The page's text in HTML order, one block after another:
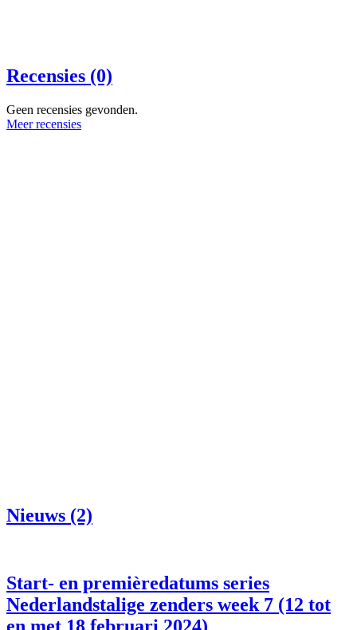
Recensies (0)
Geen recensies gevonden.
Meer recensies
Nieuws (2)
Start- en premièredatums series
Nederlandstalige zenders week 7 (12 tot
en met 18 februari 2024)